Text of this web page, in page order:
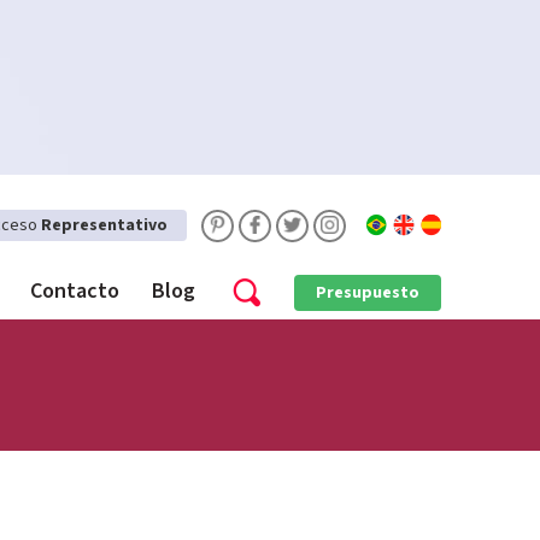
Representativo
Contacto Blog Presupuesto